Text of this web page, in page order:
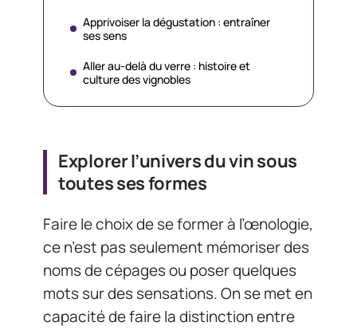
Apprivoiser la dégustation : entraîner
ses sens
Aller au-delà du verre : histoire et
culture des vignobles
Explorer l’univers du vin sous
toutes ses formes
Faire le choix de se former à l’œnologie,
ce n’est pas seulement mémoriser des
noms de cépages ou poser quelques
mots sur des sensations. On se met en
capacité de faire la distinction entre